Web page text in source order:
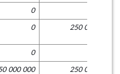
0
0 250 000 000
0
000 000 250 000 000